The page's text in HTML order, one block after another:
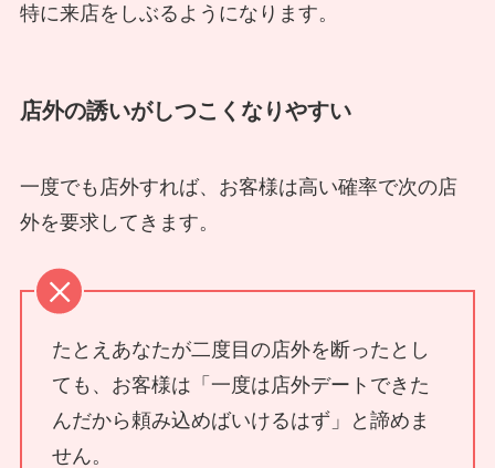
特に来店をしぶるようになります。
店外の誘いがしつこくなりやすい
一度でも店外すれば、お客様は高い確率で次の店
外を要求してきます。
たとえあなたが二度目の店外を断ったとし
ても、お客様は「一度は店外デートできた
んだから頼み込めばいけるはず」と諦めま
せん。